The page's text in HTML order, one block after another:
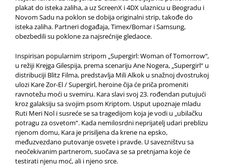
plakat do isteka zaliha, a uz ScreenX i 4DX ulaznicu u Beogradu i
Novom Sadu na poklon se dobija originalni strip, takođe do
isteka zaliha. Partneri događaja, Timex/Bomar i Samsung,
obezbedili su poklone za najsrećnije gledaoce.
Inspirisan popularnim stripom „Supergirl: Woman of Tomorrow“,
u režiji Krejga Gilespija, prema scenariju Ane Nogera, „Supergirl“ u
distribuciji Blitz Filma, predstavlja Mili Alkok u snažnoj dvostrukoj
ulozi Kare Zor-El / Supergirl, heroine čija će priča promeniti
ravnotežu moći u svemiru. Kara slavi svoj 23. rođendan putujući
kroz galaksiju sa svojim psom Kriptom. Usput upoznaje mladu
Ruti Meri Nol i susreće se sa tragedijom koja je vodi u „ubilačku
potragu za osvetom“. Kada nemilosrdni neprijatelj udari preblizu
njenom domu, Kara je prisiljena da krene na epsko,
međuzvezdano putovanje osvete i pravde. U savezništvu sa
neočekivanim partnerom, suočava se sa pretnjama koje će
testirati njenu moć, ali i njeno srce.